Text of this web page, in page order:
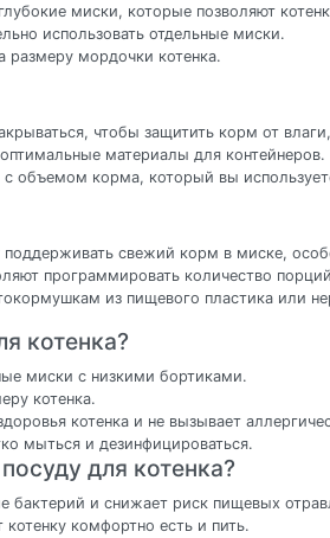
миски, которые позволяют
использовать отдельные миски.
мордочки котенка.
чтобы защитить корм от
материалы для контейнеров.
с объемом корма, который вы
свежий корм в миске,
программировать количество
из пищевого пластика или
котенка?
миски с низкими бортиками.
котенка.
котенка и не вызывает
мыться и дезинфицироваться.
для котенка?
бактерий и снижает риск пищевых
комфортно есть и пить.